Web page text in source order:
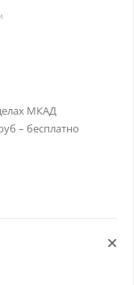
МКАД
– бесплатно